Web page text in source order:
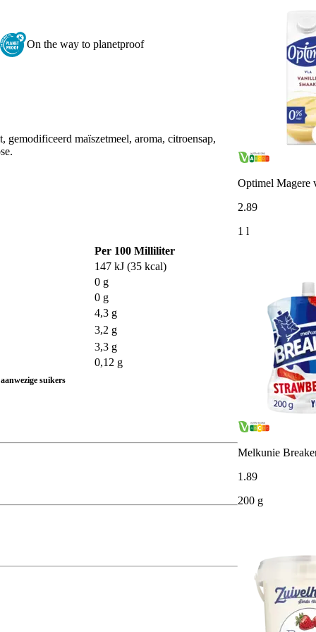
On the way to planetproof
maïszetmeel, aroma, citroensap,
Per 100 Milliliter
147 kJ (35 kcal)
0 g
0 g
4,3 g
3,2 g
3,3 g
0,12 g
suikers
Optimel Magere
2.89
1 l
Melkunie
1 .89
200 g